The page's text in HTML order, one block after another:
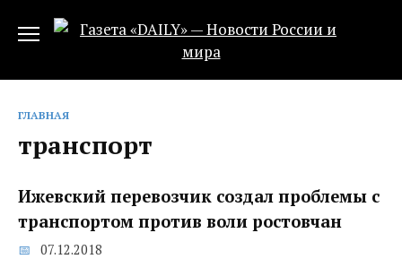
ГЛАВНАЯ
транспорт
Ижевский перевозчик создал проблемы с
транспортом против воли ростовчан
07.12.2018